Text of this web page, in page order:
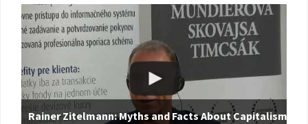
Rainer Zitelmann: Myths and Facts About Capitalism |